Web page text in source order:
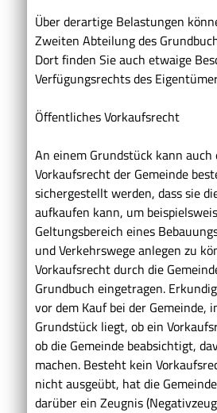
Über derartige Belastungen
Zweiten Abteilung des
Dort finden Sie auch etwaige
Verfügungsrechts des
Öffentliches Vorkaufsrecht
An einem Grundstück kann
Vorkaufsrecht der Gemeinde
sichergestellt werden, dass sie
aufkaufen kann, um
Geltungsbereich eines
und Verkehrswege anlegen zu
Vorkaufsrecht durch die
Grundbuch eingetragen.
vor dem Kauf bei der Gemeinde,
Grundstück liegt, ob ein
ob die Gemeinde beabsichtigt,
machen. Besteht kein
nicht ausgeübt, hat die
darüber ein Zeugnis